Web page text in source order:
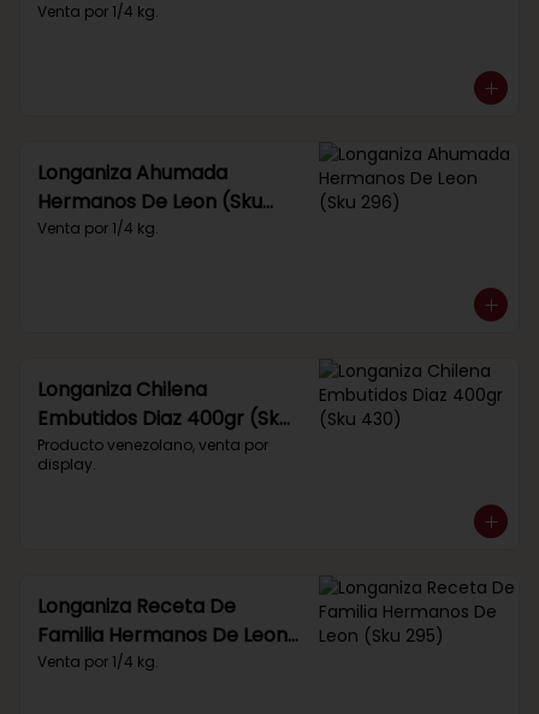
Venta por 1/4 kg.
Longaniza Ahumada
Hermanos De Leon (Sku
296)
Venta por 1/4 kg.
Longaniza Chilena
Embutidos Diaz 400gr (Sku
430)
Producto venezolano, venta por
display.
Longaniza Receta De
Familia Hermanos De Leon
(Sku 295)
Venta por 1/4 kg.